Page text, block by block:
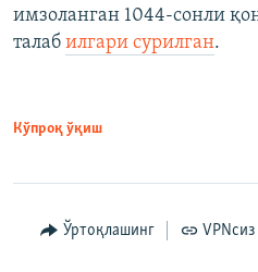
имзоланган 1044-сонли
талаб илгари сурилган.
Кўпроқ ўқиш
Ўртоқлашинг